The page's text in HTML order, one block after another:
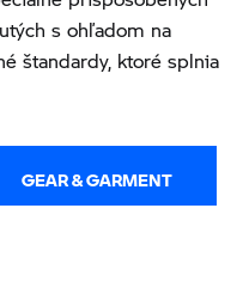
s ohľadom na
štandardy, ktoré splnia
GEAR & GARMENT